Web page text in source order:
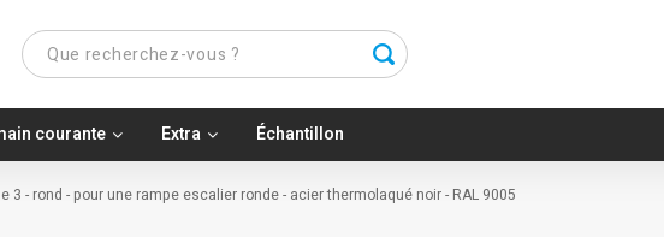
courante Extra Échantillon
3 - rond - pour une rampe escalier ronde - acier thermolaqué noir - RAL 9005